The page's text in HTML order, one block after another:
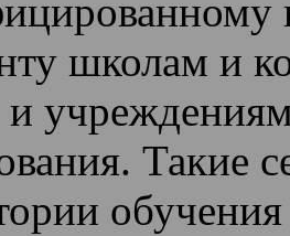
школам и
и
Такие